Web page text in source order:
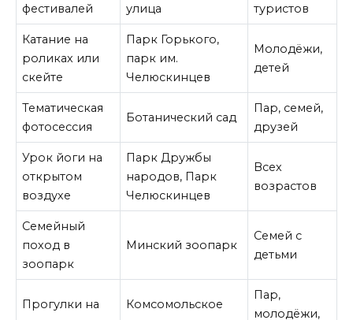
фестивалей
улица
туристов
Катание на
роликах или
скейте
Парк Горького,
парк им.
Челюскинцев
Молодёжи,
детей
Тематическая
фотосессия
Ботанический сад
Пар, семей,
друзей
Урок йоги на
открытом
воздухе
Парк Дружбы
народов, Парк
Челюскинцев
Всех
возрастов
Семейный
поход в
зоопарк
Минский зоопарк
Семей с
детьми
Прогулки на
Комсомольское
Пар,
молодёжи,